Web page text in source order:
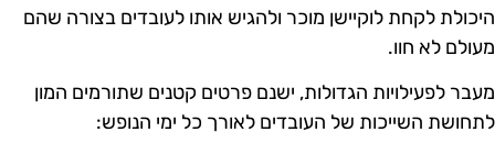
לקחת לוקיישן מוכר ולהגיש אותו לעובדים בצורה שהם
לא חוו.
לפעילויות הגדולות, ישנם פרטים קטנים שתורמים המון
השייכות של העובדים לאורך כל ימי הנופש: